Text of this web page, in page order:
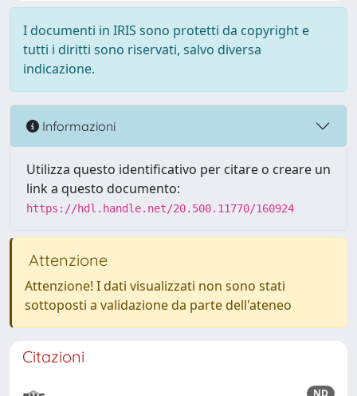
I documenti in IRIS sono protetti da copyright e
tutti i diritti sono riservati, salvo diversa
indicazione.
Informazioni
Utilizza questo identificativo per citare o creare un
link a questo documento:
https://hdl.handle.net/20.500.11770/160924
Attenzione
Attenzione! I dati visualizzati non sono stati
sottoposti a validazione da parte dell'ateneo
Citazioni